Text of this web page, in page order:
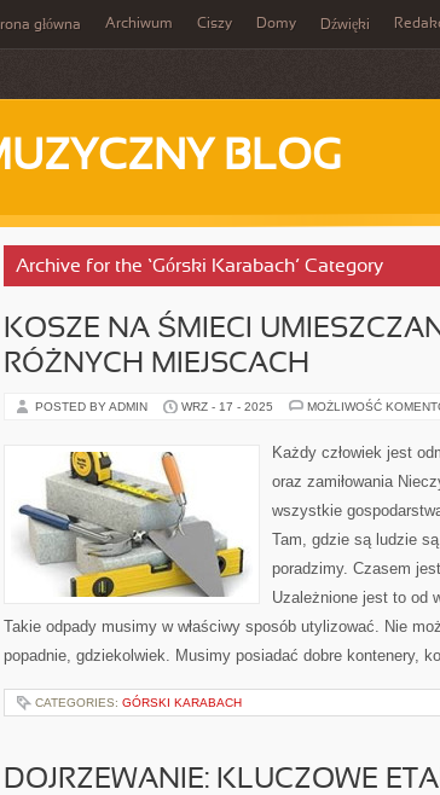
główna Archiwum Ciszy Domy Dźwięki
BLOG
Archive for the ‘Górski Karabach’ Category
KOSZE NA ŚMIECI
RÓŻNYCH MIEJSCACH
POSTED BY ADMIN WRZ - 17 - 2025 MOŻLIWOŚĆ
Każdy człowiek jest
oraz zamiłowania
wszystkie
Tam, gdzie są ludzie
poradzimy. Czasem
Uzależnione jest to od
Takie odpady musimy w właściwy sposób utylizować. Nie
popadnie, gdziekolwiek. Musimy posiadać dobre kontenery,
CATEGORIES: GÓRSKI KARABACH
DOJRZEWANIE: KLUCZOWE